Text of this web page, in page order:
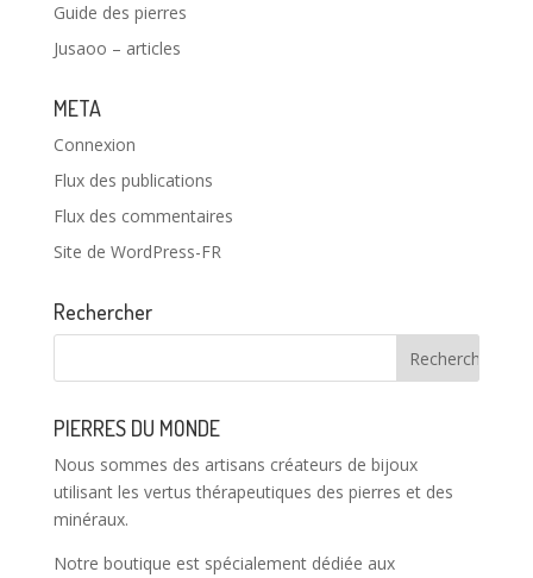
Guide des pierres
Jusaoo – articles
META
Connexion
Flux des publications
Flux des commentaires
Site de WordPress-FR
Rechercher
PIERRES DU MONDE
Nous sommes des artisans créateurs de bijoux
utilisant les vertus thérapeutiques des pierres et des
minéraux.
Notre boutique est spécialement dédiée aux